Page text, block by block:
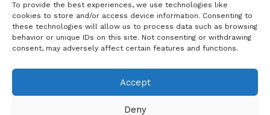
To provide the best experiences, we use technologies like
cookies to store and/or access device information. Consenting to
these technologies will allow us to process data such as browsing
behavior or unique IDs on this site. Not consenting or withdrawing
consent, may adversely affect certain features and functions.
Accept
Deny
Bieži uzdoti jautājumi
Kur pirkt?
Sīkdatņu politika